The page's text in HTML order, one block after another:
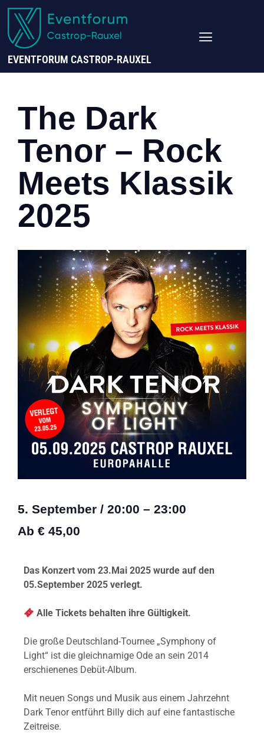
EVENTFORUM CASTROP-RAUXEL
The Dark
Tenor – Rock
Meets Klassik
2025
5. September / 20:00 – 23:00
Ab € 45,00
Das Konzert vom 23.Mai 2025 wurde auf den
05.September 2025 verlegt.
Alle Tickets behalten ihre Gültigkeit.
Die große Deutschland-Tournee „Symphony of
Light“ ist die gleichnamige Ode an sein 2014
erschienenes Debüt-Album.
Mit neuen Songs und Musik aus einem Jahrzehnt
Dark Tenor entführt Billy dich auf eine fantastische
Zeitreise.